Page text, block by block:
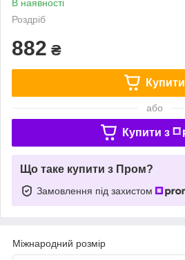
В наявності
Роздріб
882 ₴
Купити
або
Купити з
Що таке купити з Пром?
Замовлення під захистом
Міжнародний розмір